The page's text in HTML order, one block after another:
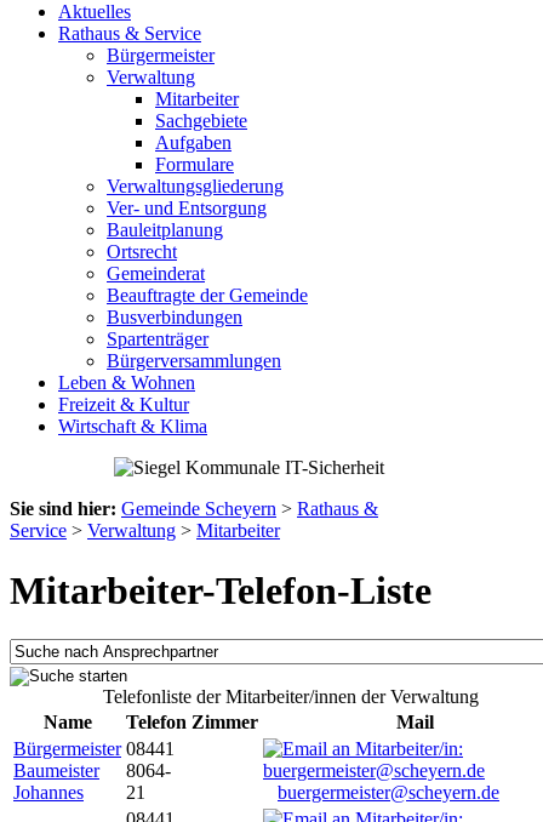
Aktuelles
Rathaus & Service
Bürgermeister
Verwaltung
Mitarbeiter
Sachgebiete
Aufgaben
Formulare
Verwaltungsgliederung
Ver- und Entsorgung
Bauleitplanung
Ortsrecht
Gemeinderat
Beauftragte der Gemeinde
Busverbindungen
Spartenträger
Bürgerversammlungen
Leben & Wohnen
Freizeit & Kultur
Wirtschaft & Klima
Sie sind hier: Gemeinde Scheyern > Rathaus &
Service > Verwaltung > Mitarbeiter
Mitarbeiter-Telefon-Liste
Telefonliste der Mitarbeiter/innen der Verwaltung
Name
Telefon Zimmer
Mail
Bürgermeister
Baumeister
Johannes
08441
8064-
21
buergermeister@scheyern.de